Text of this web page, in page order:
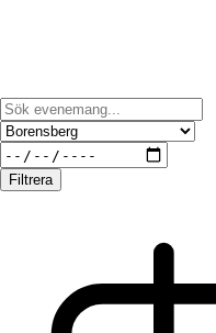
Filtrera